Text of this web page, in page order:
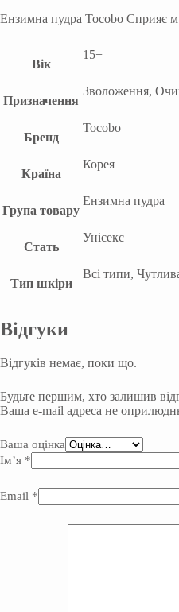
Ензимна пудра Tocobo Сприяє
Вік
15+
Призначення
Зволоження,
Бренд
Tocobo
Країна
Корея
Група товару
Ензимна пудра
Стать
Унісекс
Тип шкіри
Всі типи,
Відгуки
Відгуків немає, поки що.
Будьте першим, хто залишив
Ваша e-mail адреса не
Ваша оцінка
Ім’я *
Email *